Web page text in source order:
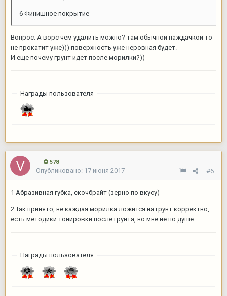
6 Финишное покрытие
Вопрос. А ворс чем удалить можно? там обычной наждачкой то
не прокатит уже))) поверхность уже неровная будет.
И еще почему грунт идет после морилки?))
Награды пользователя
578
#6
Опубликовано: 17 июня 2017
1 Абразивная губка, скочбрайт (зерно по вкусу)
2 Так принято, не каждая морилка ложится на грунт корректно,
есть методики тонировки после грунта, но мне не по душе
Награды пользователя